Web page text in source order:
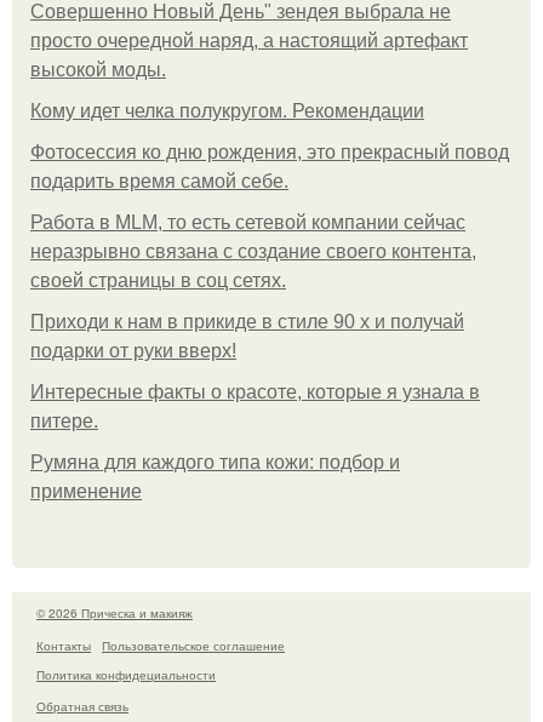
Совершенно Новый День" зендея выбрала не
просто очередной наряд, а настоящий артефакт
высокой моды.
Кому идет челка полукругом. Рекомендации
Фотосессия ко дню рождения, это прекрасный повод
подарить время самой себе.
Работа в MLM, то есть сетевой компании сейчас
неразрывно связана с создание своего контента,
своей страницы в соц сетях.
Приходи к нам в прикиде в стиле 90 х и получай
подарки от руки вверх!
Интересные факты о красоте, которые я узнала в
питере.
Румяна для каждого типа кожи: подбор и
применение
© 2026 Прическа и макияж
Контакты
Пользовательское соглашение
Политика конфидециальности
Обратная связь